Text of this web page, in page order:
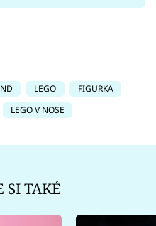
LEGO
FIGURKA
LEGO V NOSE
SI TAKÉ